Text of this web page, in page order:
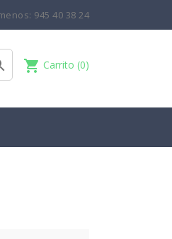
945 40 38 24
shopping_cart Carrito (0)